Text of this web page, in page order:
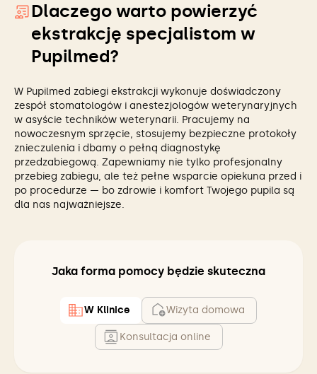
Dlaczego warto powierzyć
ekstrakcję specjalistom w
Pupilmed?
W Pupilmed zabiegi ekstrakcji wykonuje doświadczony
zespół stomatologów i anestezjologów weterynaryjnych
w asyście techników weterynarii. Pracujemy na
nowoczesnym sprzęcie, stosujemy bezpieczne protokoły
znieczulenia i dbamy o pełną diagnostykę
przedzabiegową. Zapewniamy nie tylko profesjonalny
przebieg zabiegu, ale też pełne wsparcie opiekuna przed i
po procedurze — bo zdrowie i komfort Twojego pupila są
dla nas najważniejsze.
Jaka forma pomocy będzie skuteczna
W Klinice Wizyta domowa
Konsultacja online